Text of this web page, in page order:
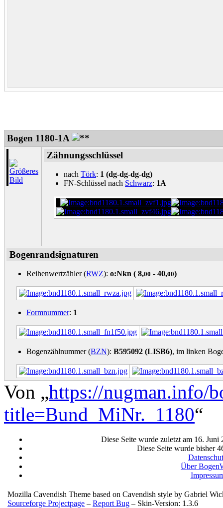
Bogen 1180-1A
Zähnungsschlüssel
nach Törk: 1 (dg-dg-dg-dg)
FN-Schlüssel nach Schwarz: 1A
Bogenrandsignaturen
Reihenwertzähler (RWZ): o:Nkn ( 8,00 - 40,00)
Formnummer: 1
Bogenzählnummer (BZN): B595092 (LISB6), im linken
Von „https://nugman.info/
title=Bund_MiNr._1180“
Diese Seite wurde zuletzt am 16.
Diese Seite wurde bisher
Über
Mozilla Cavendish Theme based on Cavendish style by Gabriel
Sourceforge Projectpage – Report Bug – Skin-Version: 1.3.6